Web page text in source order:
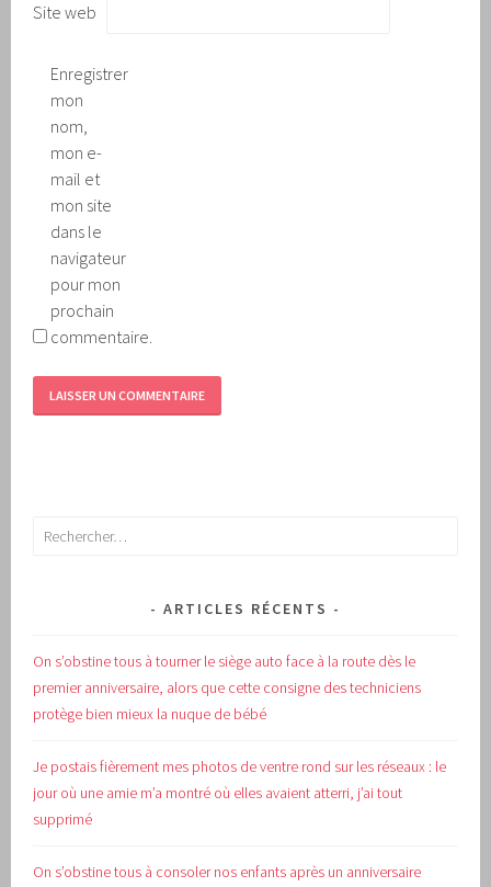
Site web
Enregistrer
mon
nom,
mon e-
mail et
mon site
dans le
navigateur
pour mon
prochain
commentaire.
Rechercher :
ARTICLES RÉCENTS
On s’obstine tous à tourner le siège auto face à la route dès le
premier anniversaire, alors que cette consigne des techniciens
protège bien mieux la nuque de bébé
Je postais fièrement mes photos de ventre rond sur les réseaux : le
jour où une amie m’a montré où elles avaient atterri, j’ai tout
supprimé
On s’obstine tous à consoler nos enfants après un anniversaire